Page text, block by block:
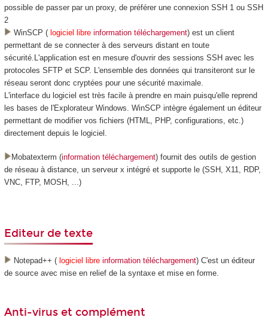
possible de passer par un proxy, de préférer une connexion SSH 1 ou SSH
2
WinSCP ( logiciel libre information téléchargement) est un client
permettant de se connecter à des serveurs distant en toute
sécurité.L'application est en mesure d'ouvrir des sessions SSH avec les
protocoles SFTP et SCP. L'ensemble des données qui transiteront sur le
réseau seront donc cryptées pour une sécurité maximale.
L'interface du logiciel est très facile à prendre en main puisqu'elle reprend
les bases de l'Explorateur Windows. WinSCP intègre également un éditeur
permettant de modifier vos fichiers (HTML, PHP, configurations, etc.)
directement depuis le logiciel.
Mobatexterm (information téléchargement) fournit des outils de gestion
de réseau à distance, un serveur x intégré et supporte le (SSH, X11, RDP,
VNC, FTP, MOSH, ...)
Editeur de texte
Notepad++ ( logiciel libre information téléchargement) C'est un éditeur
de source avec mise en relief de la syntaxe et mise en forme.
Anti-virus et complément